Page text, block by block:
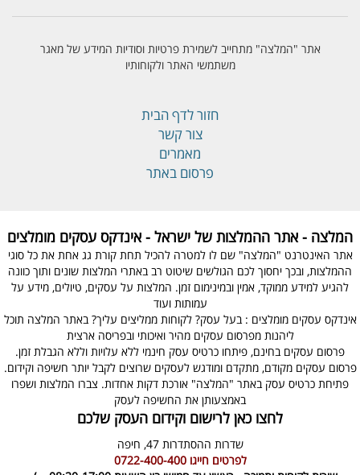
אתר "המלצה" מתחייב לשמירת פרטיות וסודיות המידע של מאגר
משתמשי האתר ולקוחותיו
חזור לדף הבית
צור קשר
מאמרים
פרסום באתר
המלצה - אתר ההמלצות של ישראל - אינדקס עסקים מומלצים
אתר האינטרנט "המלצה" שם לו למטרה להכיל תחת קורת גג אחת את כל סוגי
ההמלצות, ובכך יחסוך לכם הגולשים שיטוט רב באתרי המלצות שונים ותוך כוונה
להגיע למידע ממוקד, אמין ובמינימום זמן. המלצות על עסקים, טיולים, מידע על
עמותות ועוד
אינדקס עסקים מומלצים : בעל עסק? לקוחות ממליצים עליך? באתר המלצה תוכל
ליהנות מפרסום עסקים מהיר ואיכותי ובפריסה ארצית
פרסום עסקים בחינם, פיתחו כרטיס עסק חינמי ללא עלויות וללא הגבלת זמן.
פרסום עסקים מקודם, מתקדם ומודגש לעסקים שרוצים לקבל יותר חשיפה וקידום.
פתיחת כרטיס עסק באתר "המלצה" אורכת דקות אחדות. צברו המלצות ושפרו
באמצעותן את החשיפה לעסק
לחצו כאן לרישום וקידום העסק שלכם
שדרות ההסתדרות 47,
חיפה
לפרטים חייגו0722-400-400